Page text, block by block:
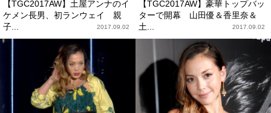
【TGC2017AW】土屋アンナのイ
ケメン長男、初ランウェイ 親
子...
2017.09.02
【TGC2017AW】豪華トップバッ
ターで開幕 山田優＆香里奈＆
土...
2017.09.02